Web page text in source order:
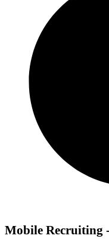
Mobile Recruiting